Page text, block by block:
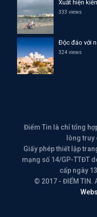
Xuất hiện
333 views
Độc đáo với
324 views
Điểm Tin là chỉ tổng
lòng
Giấy phép thiết lập
mạng số 14/GP-TTĐT
cấp ngày
© 2017 - ĐIỂM TIN.